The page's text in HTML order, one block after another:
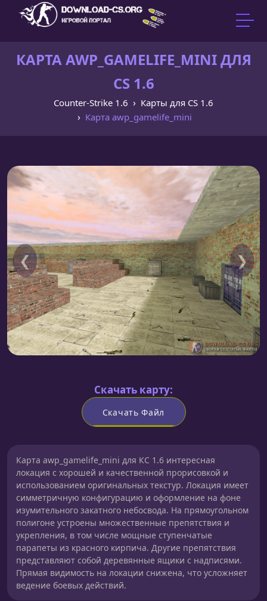
КАРТА AWP_GAMELIFE_MINI ДЛЯ
CS 1.6
Counter-Strike 1.6
Карты для CS 1.6
Карта awp_gamelife_mini
❮ ❯
Скачать карту:
Скачать Файл
Карта awp_gamelife_mini для КС 1.6 интересная
локация с хорошей и качественной прорисовкой и
использованием оригинальных текстур. Локация имеет
симметричную конфигурацию и оформление на фоне
изумительного закатного небосвода. На прямоугольном
полигоне устроены множественные препятствия и
укрепления, в том числе мощные ступенчатые
парапеты из красного кирпича. Другие препятствия
представляют собой деревянные ящики с надписями.
Прямая видимость на локации снижена, что усложняет
ведение боевых действий.